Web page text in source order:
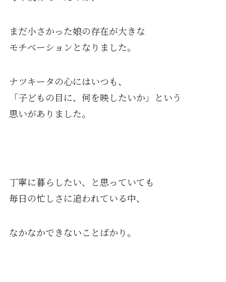
まだ小さかった娘の存在が大きな
モチベーションとなりました。
ナツキータの心にはいつも、
「子どもの目に、何を映したいか」という
思いがありました。
丁寧に暮らしたい、と思っていても
毎日の忙しさに追われている中、
なかなかできないことばかり。